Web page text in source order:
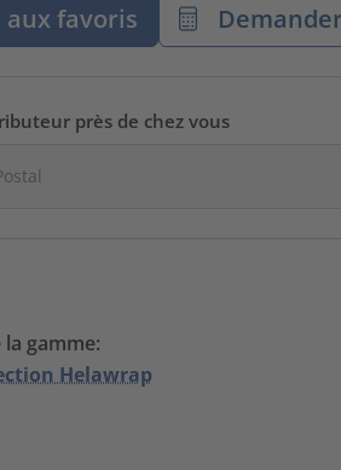
favoris
près de chez vous
gamme:
Helawrap